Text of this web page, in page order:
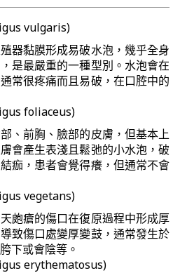
vulgaris)
器黏膜形成易破水泡，幾乎全身
是最嚴重的一種型別。水泡會在
常很疼痛而且易破，在口腔中的
foliaceus)
、前胸、臉部的皮膚，但基本上
會產生表淺且鬆弛的小水泡，破
痂，患者會覺得癢，但通常不會
vegetans)
皰瘡的傷口在復原過程中形成厚
致傷口處變厚變鼓，通常發生於
下或會陰等。
erythematosus)